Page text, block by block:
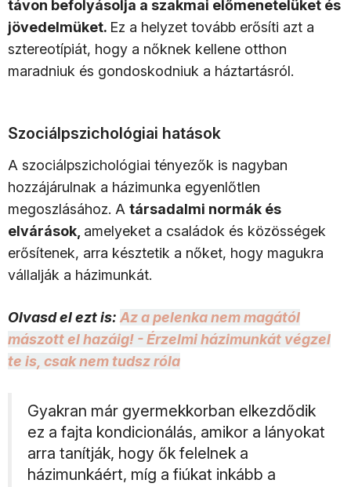
távon befolyásolja a szakmai előmenetelüket és
jövedelmüket. Ez a helyzet tovább erősíti azt a
sztereotípiát, hogy a nőknek kellene otthon
maradniuk és gondoskodniuk a háztartásról.
Szociálpszichológiai hatások
A szociálpszichológiai tényezők is nagyban
hozzájárulnak a házimunka egyenlőtlen
megoszlásához. A társadalmi normák és
elvárások, amelyeket a családok és közösségek
erősítenek, arra késztetik a nőket, hogy magukra
vállalják a házimunkát.
Olvasd el ezt is: Az a pelenka nem magától
mászott el hazáig! - Érzelmi házimunkát végzel
te is, csak nem tudsz róla
Gyakran már gyermekkorban elkezdődik
ez a fajta kondicionálás, amikor a lányokat
arra tanítják, hogy ők felelnek a
házimunkáért, míg a fiúkat inkább a